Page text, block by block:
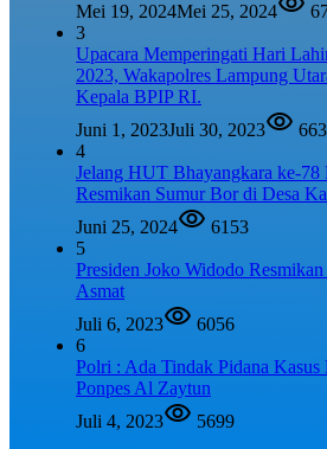
Mei 19, 2024Mei 25, 2024
3
Upacara Memperingati Hari
2023, Wakapolres Lampung
Kepala BPIP RI.
Juni 1, 2023Juli 30, 2023
4
Jelang HUT Bhayangkara ke-78
Resmikan Sumur Bor di Desa
Juni 25, 2024
6153
5
Presiden Joko Widodo
Asmat
Juli 6, 2023
6056
6
Polri : Ada Tindak Pidana Kasus
Ponpes Al Zaytun
Juli 4, 2023
5699